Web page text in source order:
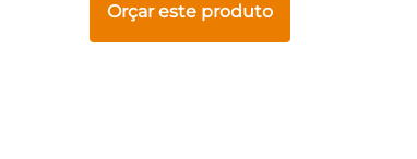
Orçar este produto